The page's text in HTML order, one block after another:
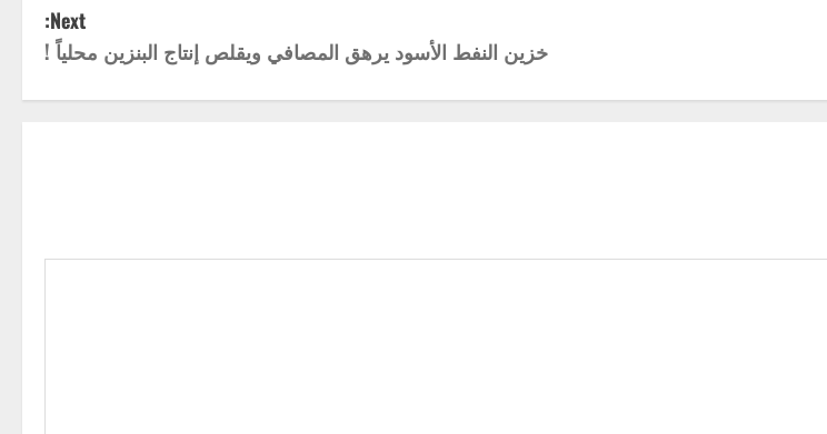
Next:
خزين النفط الأسود يرهق المصافي ويقلص إنتاج البنزين محلياً !